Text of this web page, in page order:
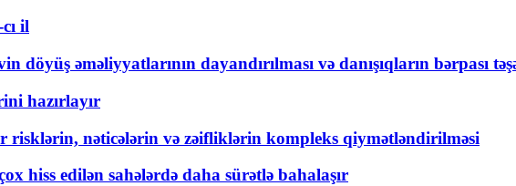
il
əməliyyatlarının dayandırılması və danışıqların bərpası
hazırlayır
risklərin, nəticələrin və zəifliklərin kompleks qiymətləndirilməsi
hiss edilən sahələrdə daha sürətlə bahalaşır